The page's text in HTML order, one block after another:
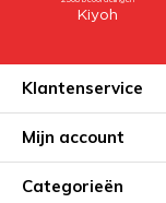
Klantenservice
Mijn account
Categorieën